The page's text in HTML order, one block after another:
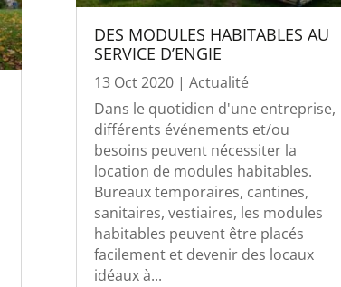
DES MODULES HABITABLES AU
SERVICE D’ENGIE
13 Oct 2020| Actualité
Dans le quotidien d'une entreprise,
différents événements et/ou
besoins peuvent nécessiter la
location de modules habitables.
Bureaux temporaires, cantines,
sanitaires, vestiaires, les modules
habitables peuvent être placés
facilement et devenir des locaux
idéaux à...